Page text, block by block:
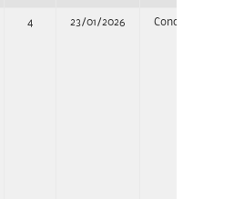
4 23/01/2026 Concurso